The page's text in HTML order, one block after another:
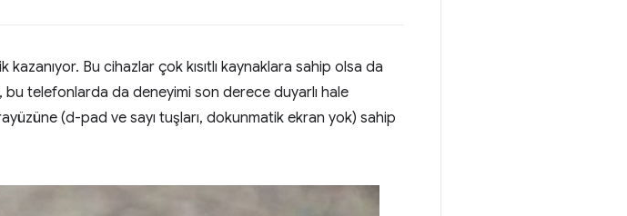
Bu cihazlar çok kısıtlı kaynaklara sahip olsa da
bu telefonlarda da deneyimi son derece duyarlı hale
(d-pad ve sayı tuşları, dokunmatik ekran yok) sahip